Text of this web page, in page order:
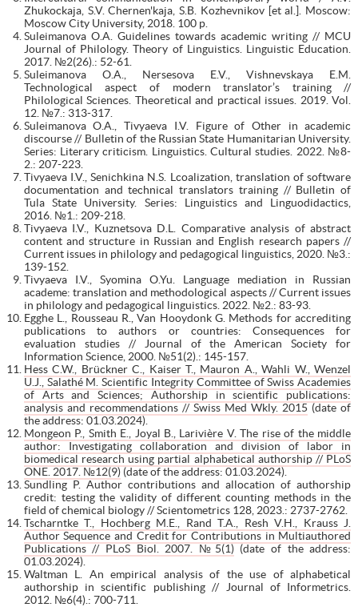
Zhukockaja, S.V. Chernen'kaja, S.B. Kozhevnikov [et al.]. Moscow:
Moscow City University, 2018. 100 p.
Suleimanova O.A. Guidelines towards academic writing // MCU
Journal of Philology. Theory of Linguistics. Linguistic Education.
2017. №2(26).: 52-61.
Suleimanova O.A., Nersesova E.V., Vishnevskaya E.M.
Technological aspect of modern translator’s training //
Philological Sciences. Theoretical and practical issues. 2019. Vol.
12. №7.: 313-317.
Suleimanova O.A., Tivyaeva I.V. Figure of Other in academic
discourse // Bulletin of the Russian State Humanitarian University.
Series: Literary criticism. Linguistics. Cultural studies. 2022. №8-
2.: 207-223.
Tivyaeva I.V., Senichkina N.S. Lcoalization, translation of software
documentation and technical translators training // Bulletin of
Tula State University. Series: Linguistics and Linguodidactics,
2016. №1.: 209-218.
Tivyaeva I.V., Kuznetsova D.L. Comparative analysis of abstract
content and structure in Russian and English research papers //
Current issues in philology and pedagogical linguistics, 2020. №3.:
139-152.
Tivyaeva I.V., Syomina O.Yu. Language mediation in Russian
academe: translation and methodological aspects // Current issues
in philology and pedagogical linguistics. 2022. №2.: 83-93.
Egghe L., Rousseau R., Van Hooydonk G. Methods for accrediting
publications to authors or countries: Consequences for
evaluation studies // Journal of the American Society for
Information Science, 2000. №51(2).: 145-157.
Hess C.W., Brückner C., Kaiser T., Mauron A., Wahli W., Wenzel
U.J., Salathé M. Scientific Integrity Committee of Swiss Academies
of Arts and Sciences; Authorship in scientific publications:
analysis and recommendations // Swiss Med Wkly. 2015 (date of
the address: 01.03.2024).
Mongeon P., Smith E., Joyal B., Larivière V. The rise of the middle
author: Investigating collaboration and division of labor in
biomedical research using partial alphabetical authorship // PLoS
ONE. 2017. №12(9)(date of the address: 01.03.2024).
Sundling P. Author contributions and allocation of authorship
credit: testing the validity of different counting methods in the
field of chemical biology // Scientometrics 128, 2023.: 2737-2762.
Tscharntke T., Hochberg M.E., Rand T.A., Resh V.H., Krauss J.
Author Sequence and Credit for Contributions in Multiauthored
Publications // PLoS Biol. 2007. №5(1)(date of the address:
01.03.2024).
Waltman L. An empirical analysis of the use of alphabetical
authorship in scientific publishing // Journal of Informetrics.
2012. №6(4).: 700-711.